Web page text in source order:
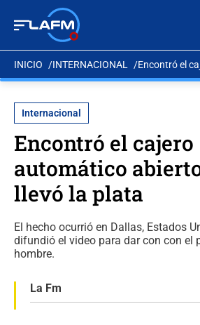
INICIO INTERNACIONAL Encontró el
Internacional
Encontró el cajero
automático
llevó la plata
El hecho ocurrió en Dallas, Estados
difundió el video para dar con con el
hombre.
La Fm